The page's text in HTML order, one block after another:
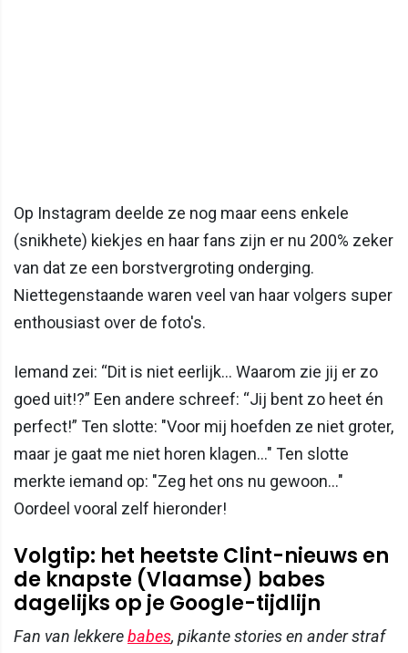
Op Instagram deelde ze nog maar eens enkele
(snikhete) kiekjes en haar fans zijn er nu 200% zeker
van dat ze een borstvergroting onderging.
Niettegenstaande waren veel van haar volgers super
enthousiast over de foto's.
Iemand zei: “Dit is niet eerlijk… Waarom zie jij er zo
goed uit!?” Een andere schreef: “Jij bent zo heet én
perfect!” Ten slotte: "Voor mij hoefden ze niet groter,
maar je gaat me niet horen klagen..." Ten slotte
merkte iemand op: "Zeg het ons nu gewoon..."
Oordeel vooral zelf hieronder!
Volgtip: het heetste Clint-nieuws en
de knapste (Vlaamse) babes
dagelijks op je Google-tijdlijn
Fan van lekkerebabes, pikante stories en ander straf